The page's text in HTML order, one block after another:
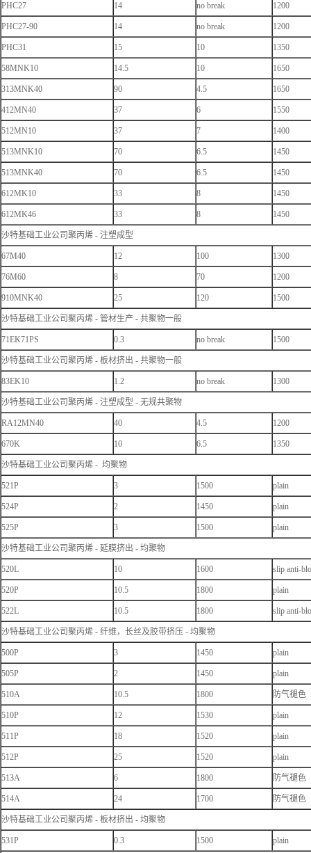
PHC27 14 no break 1200
PHC27-90 14 no break 1200
PHC31 15 10 1350
58MNK10 14.5 10 1650
313MNK40 90 4.5 1650
412MN40 37 6 1550
512MN10 37 7 1400
513MNK10 70 6.5 1450
513MNK40 70 6.5 1450
612MK10 33 8 1450
612MK46 33 8 1450
沙特基础工业公司聚丙烯 - 注塑成型
67M40 12 100 1300
76M60 8 70 1200
910MNK40 25 120 1500
沙特基础工业公司聚丙烯 - 管材生产 - 共聚物一般
71EK71PS 0.3 no break 1500
沙特基础工业公司聚丙烯 - 板材挤出 - 共聚物一般
83EK10 1.2 no break 1300
沙特基础工业公司聚丙烯 - 注塑成型 - 无规共聚物
RA12MN40 40 4.5 1200
670K 10 6.5 1350
沙特基础工业公司聚丙烯 - 均聚物
521P 3 1500 plain
524P 2 1450 plain
525P 3 1500 plain
沙特基础工业公司聚丙烯 - 延膜挤出 - 均聚物
520L 10 1600 slip anti-
520P 10.5 1800 plain
522L 10.5 1800 slip anti-
沙特基础工业公司聚丙烯 - 纤维，长丝及胶带挤压 - 均聚物
500P 3 1450 plain
505P 2 1450 plain
510A 10.5 1800 防气褪色
510P 12 1530 plain
511P 18 1520 plain
512P 25 1520 plain
513A 6 1800 防气褪色
514A 24 1700 防气褪色
沙特基础工业公司聚丙烯 - 板材挤出 - 均聚物
531P 0.3 1500 plain